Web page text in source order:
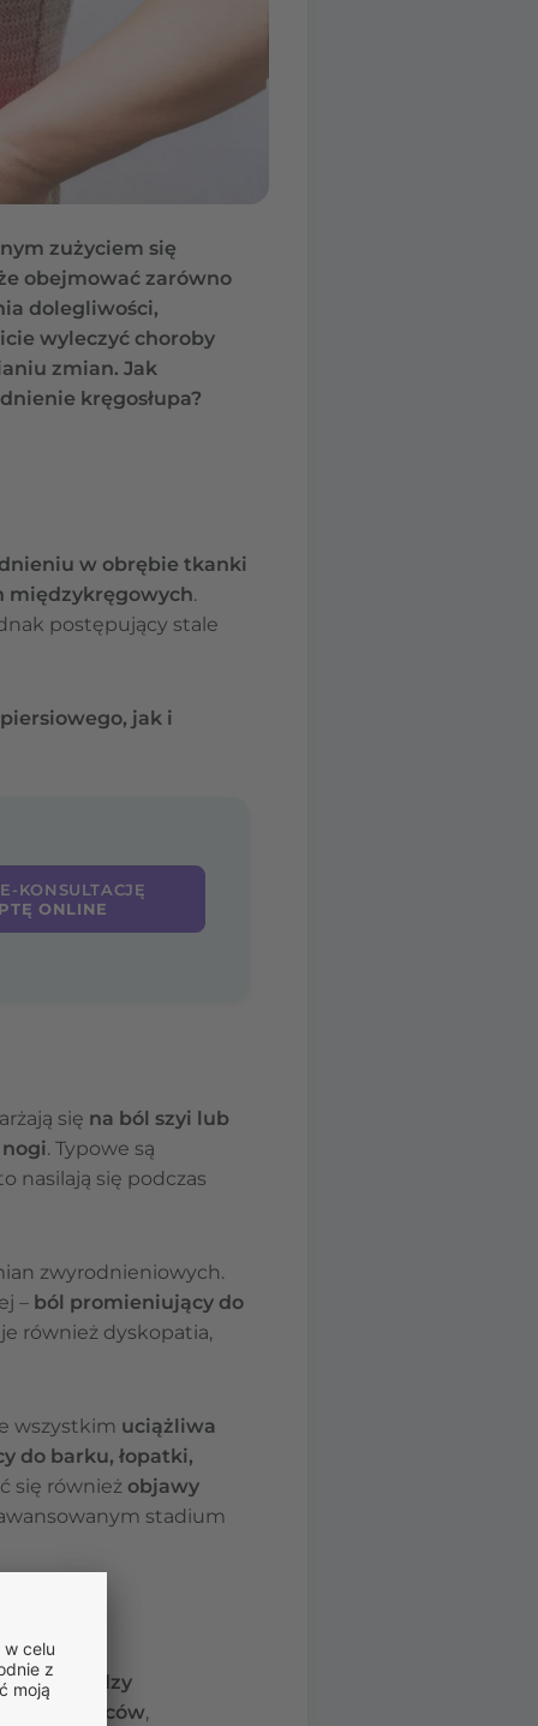
zużyciem się
obejmować zarówno
dolegliwości,
wyleczyć choroby
zmian. Jak
kręgosłupa?
w obrębie tkanki
międzykręgowych.
postępujący stale
jak i
KONSULTACJĘ
ONLINE
się na ból szyi lub
. Typowe są
nasilają się podczas
zwyrodnieniowych.
– ból promieniujący do
również dyskopatia,
wszystkim uciążliwa
do barku, łopatki,
się również objawy
stadium
między
ból pleców,